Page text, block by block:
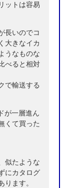
ットは容易
長いのでコ
大きなイカ
うなものな
べると相対
で輸送する
が一層進ん
くて買った
似たような
にカタログ
ます。